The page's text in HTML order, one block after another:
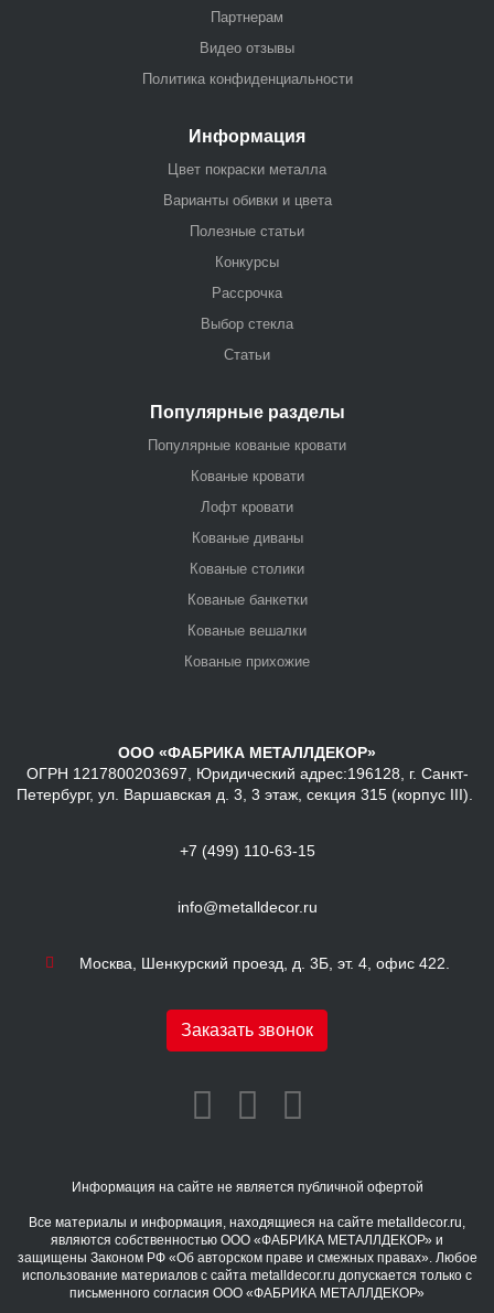
Партнерам
Видео отзывы
Политика конфиденциальности
Информация
Цвет покраски металла
Варианты обивки и цвета
Полезные статьи
Конкурсы
Рассрочка
Выбор стекла
Статьи
Популярные разделы
Популярные кованые кровати
Кованые кровати
Лофт кровати
Кованые диваны
Кованые столики
Кованые банкетки
Кованые вешалки
Кованые прихожие
ООО «ФАБРИКА МЕТАЛЛДЕКОР»
ОГРН 1217800203697, Юридический адрес:196128, г. Санкт-
Петербург, ул. Варшавская д. 3, 3 этаж, секция 315 (корпус III).
+7 (499) 110-63-15
info@metalldecor.ru
Москва, Шенкурский проезд, д. 3Б, эт. 4, офис 422.
Заказать звонок
Информация на сайте не является публичной офертой
Все материалы и информация, находящиеся на сайте metalldecor.ru,
являются собственностью ООО «ФАБРИКА МЕТАЛЛДЕКОР» и
защищены Законом РФ «Об авторском праве и смежных правах». Любое
использование материалов с сайта metalldecor.ru допускается только с
письменного согласия ООО «ФАБРИКА МЕТАЛЛДЕКОР»